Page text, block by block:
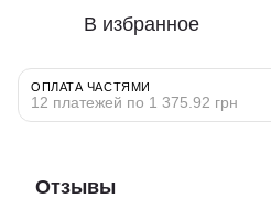
В избранное
ОПЛАТА ЧАСТЯМИ
12 платежей по 1 375.92 грн
Отзывы